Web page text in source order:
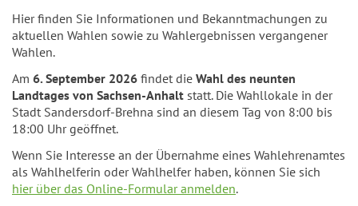
Hier finden Sie Informationen und Bekanntmachungen zu
aktuellen Wahlen sowie zu Wahlergebnissen vergangener
Wahlen.
Am 6. September 2026 findet die Wahl des neunten
Landtages von Sachsen-Anhalt statt. Die Wahllokale in der
Stadt Sandersdorf-Brehna sind an diesem Tag von 8:00 bis
18:00 Uhr geöffnet.
Wenn Sie Interesse an der Übernahme eines Wahlehrenamtes
als Wahlhelferin oder Wahlhelfer haben, können Sie sich
hier über das Online-Formular anmelden.